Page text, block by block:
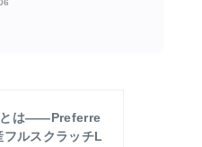
とは——Preferre
ルスクラッチL